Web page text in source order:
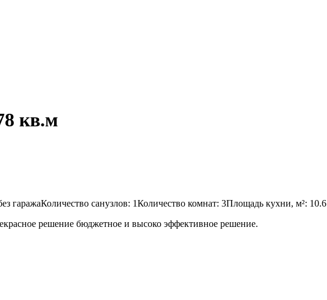
кв.м
санузлов: 1Количество комнат: 3Площадь кухни, м²: 10.6
решение бюджетное и высоко эффективное решение.